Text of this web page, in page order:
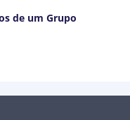
de um Grupo